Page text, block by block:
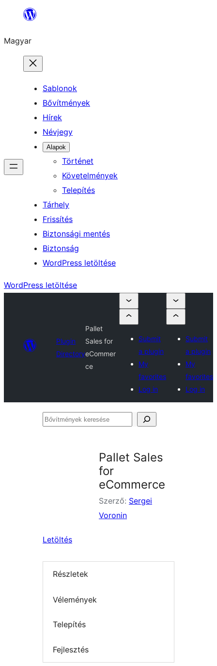
Ugrás
tartalomhoz
Magyar
Sablonok
Bővítmények
Hírek
Névjegy
Alapok
Történet
Követelmények
Telepítés
Tárhely
Frissítés
Biztonsági mentés
Biztonság
WordPress letöltése
WordPress letöltése
Plugin
Directory
Pallet
Sales for
eCommer
ce
Submit
a plugin
My
favorites
Log in
Submit
a plugin
My
favorites
Log in
Bővítmények
Pallet Sales
for
eCommerce
Szerző: Sergei
Voronin
Letöltés
Részletek
Vélemények
Telepítés
Fejlesztés